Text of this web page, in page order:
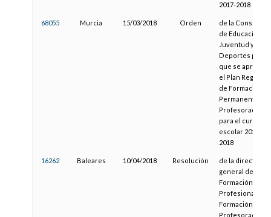
2017-2018
68055 Murcia 15/03/2018 Orden
de la Consejería
de Educación,
Juventud y
Deportes por la
que se aprueba
el Plan Regional
de Formación
Permanente del
Profesorado
para el curso
escolar 2017-
2018
16262 Baleares 10/04/2018 Resolución
de la directora
general de
Formación
Profesional y
Formación del
Profesorado